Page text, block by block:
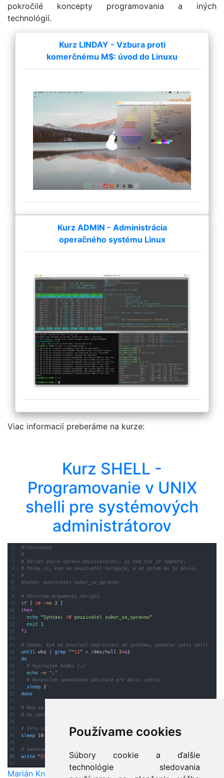
Používame cookies
Súbory cookie a ďalšie
technológie sledovania
pokročilé koncepty programovania a iných
technológií.
Kurz LINDAY - Vzbura proti
komerčnému M$: úvod do Linuxu
Kurz ADMIN - Administrácia
operačného systému Linux
Viac informacií preberáme na kurze:
Kurz SHELL -
Programovanie v UNIX
shelli pre systémových
administrátorov
Marián Knězek